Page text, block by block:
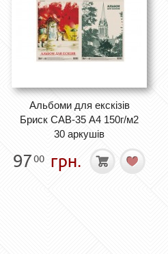
Альбоми для екскізів
Бриск САВ-35 А4 150г/м2
30 аркушів
9700 грн.